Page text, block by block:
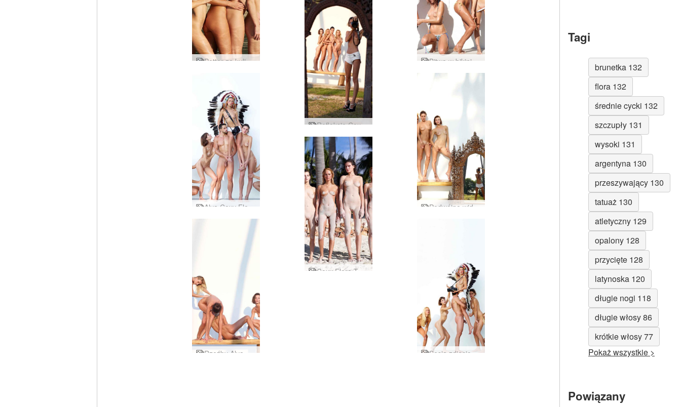
Petter za kulisami Tajlandii przez Ally
Refleksje Coxy Flora Thea Zaika autorstwa Alyi
Podwójne widzenie Flora Thea Zaika autorstwa Alyi
Coxy Flora Thea Zaika piaskowa
Sesja zdjęciowa Alyi Coxy Flory Thei Zaika
Tagi
brunetka 132
flora 132
średnie cycki 132
szczupły 131
wysoki 131
argentyna 130
przeszywający 130
tatuaż 130
atletyczny 129
opalony 128
przycięte 128
latynoska 120
długie nogi 118
długie włosy 86
krótkie włosy 77
Pokaż wszystkie >
Powiązany